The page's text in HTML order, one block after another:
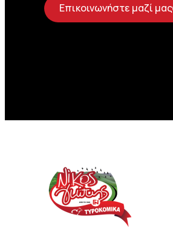
Επικοινωνήστε μαζί μας